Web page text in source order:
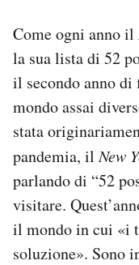
CALENDARIO
AREA
Newsletter
Notifiche mobile
Regala il Post
Hai bisogno di
Esci
Come ogni anno il
la sua lista di 52
il secondo anno di
mondo assai
stata
pandemia, ilNew
parlando di “52
visitare.
il mondo in cui «i
soluzione». Sono